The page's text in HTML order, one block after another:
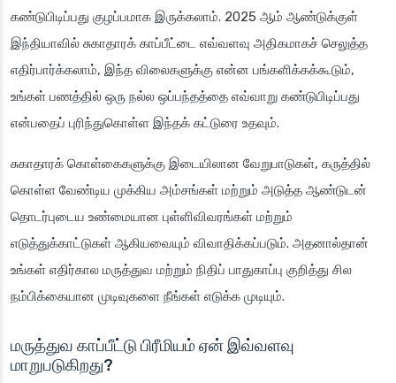
கண்டுபிடிப்பது குழப்பமாக இருக்கலாம். 2025 ஆம் ஆண்டுக்குள்
இந்தியாவில் சுகாதாரக் காப்பீட்டை எவ்வளவு அதிகமாகச் செலுத்த
எதிர்பார்க்கலாம், இந்த விலைகளுக்கு என்ன பங்களிக்கக்கூடும்,
உங்கள் பணத்தில் ஒரு நல்ல ஒப்பந்தத்தை எவ்வாறு கண்டுபிடிப்பது
என்பதைப் புரிந்துகொள்ள இந்தக் கட்டுரை உதவும்.
சுகாதாரக் கொள்கைகளுக்கு இடையிலான வேறுபாடுகள், கருத்தில்
கொள்ள வேண்டிய முக்கிய அம்சங்கள் மற்றும் அடுத்த ஆண்டுடன்
தொடர்புடைய உண்மையான புள்ளிவிவரங்கள் மற்றும்
எடுத்துக்காட்டுகள் ஆகியவையும் விவாதிக்கப்படும். அதனால்தான்
உங்கள் எதிர்கால மருத்துவ மற்றும் நிதிப் பாதுகாப்பு குறித்து சில
நம்பிக்கையான முடிவுகளை நீங்கள் எடுக்க முடியும்.
மருத்துவ காப்பீட்டு பிரீமியம் ஏன் இவ்வளவு
மாறுபடுகிறது?